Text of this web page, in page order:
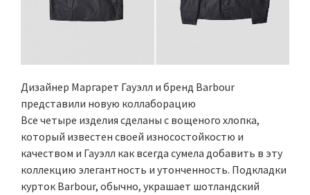
Дизайнер Маргарет Гауэлл и бренд Barbour
представили новую коллаборацию
Все четыре изделия сделаны с вощеного хлопка,
который известен своей износостойкостю и
качеством и Гауэлл как всегда сумела добавить в эту
коллекцию элегантность и утонченность. Подкладки
курток Barbour, обычно, украшает шотландский